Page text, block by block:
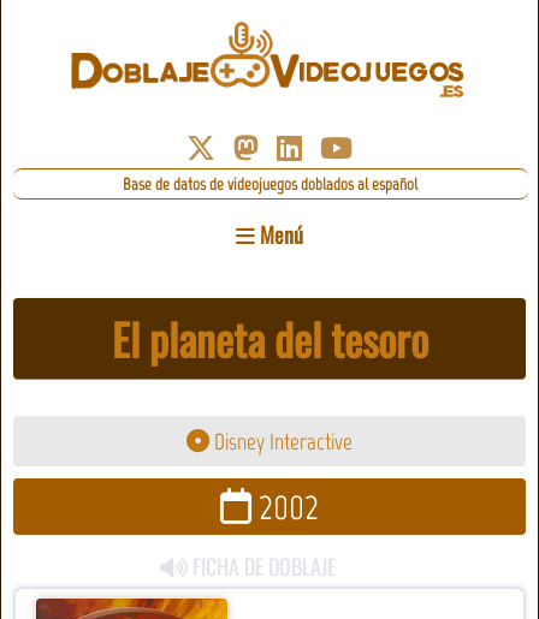
Base de datos de videojuegos doblados al español
Menú
El planeta del tesoro
Disney Interactive
2002
FICHA DE DOBLAJE